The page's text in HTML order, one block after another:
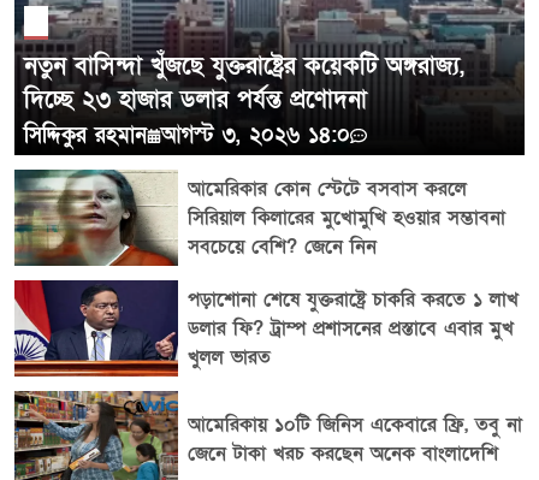
নতুন বাসিন্দা খুঁজছে যুক্তরাষ্ট্রের কয়েকটি অঙ্গরাজ্য,
দিচ্ছে ২৩ হাজার ডলার পর্যন্ত প্রণোদনা
সিদ্দিকুর রহমান আগস্ট ৩, ২০২৬ ১৪:০
আমেরিকার কোন স্টেটে বসবাস করলে
সিরিয়াল কিলারের মুখোমুখি হওয়ার সম্ভাবনা
সবচেয়ে বেশি? জেনে নিন
পড়াশোনা শেষে যুক্তরাষ্ট্রে চাকরি করতে ১ লাখ
ডলার ফি? ট্রাম্প প্রশাসনের প্রস্তাবে এবার মুখ
খুলল ভারত
আমেরিকায় ১০টি জিনিস একেবারে ফ্রি, তবু না
জেনে টাকা খরচ করছেন অনেক বাংলাদেশি